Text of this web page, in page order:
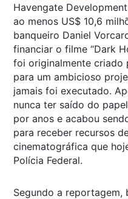
Havengate
ao menos US$ 10,6
banqueiro Daniel
financiar o filme “Dark
foi originalmente criado
para um ambicioso
jamais foi executado.
nunca ter saído do
por anos e acabou
para receber recursos
cinematográfica que
Polícia Federal.
Segundo a reportagem,